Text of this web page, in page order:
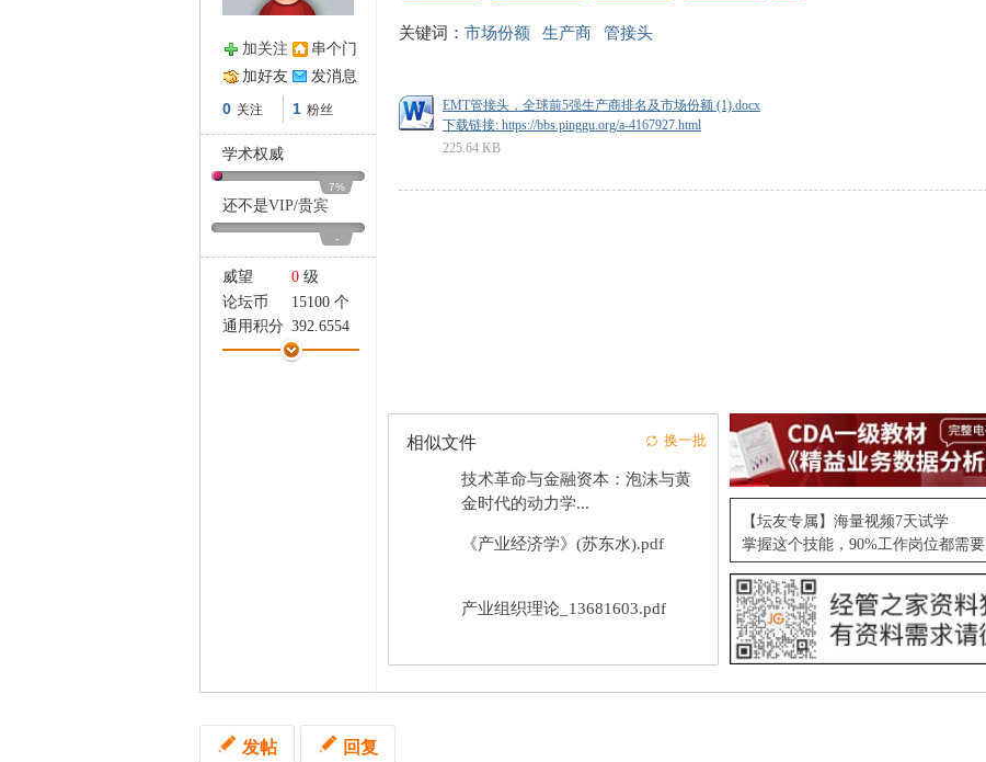
加关注
串个门
加好友
发消息
0 关注 1 粉丝
学术权威
7%
还不是VIP/贵宾
-
威望 0 级
论坛币
15100 个
通用积分 392.6554
学术水平
0 点
关键词： 市场份额 生产商 管接头
EMT管接头，全球前5强生产商排名及市场份额 (1).docx
下载链接: https://bbs.pinggu.org/a-4167927.html
225.64 KB
相似文件 换一批
技术革命与金融资本：泡沫与黄
金时代的动力学...
《产业经济学》(苏东水).pdf
产业组织理论_13681603.pdf
【坛友专属】海量视频7天试学
掌握这个技能，90%工作岗位都需要
发帖 回复